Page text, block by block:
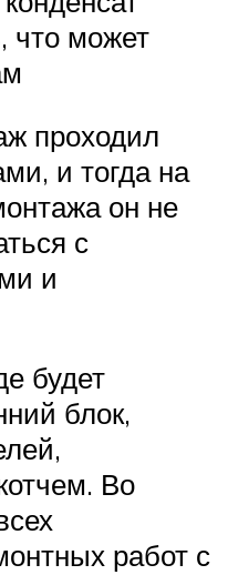
что может
проходил
и тогда на
он не
с
и
будет
блок,
Во
работ с